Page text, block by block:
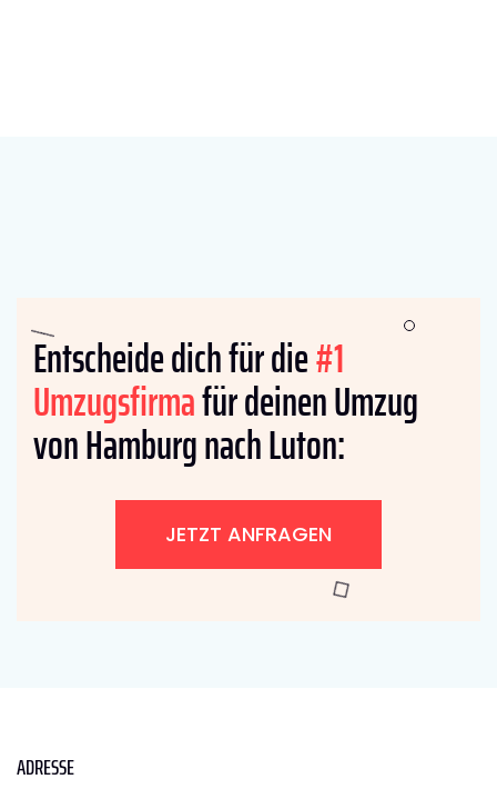
Entscheide dich für die#1
Umzugsfirmafür deinen Umzug
von Hamburg nach Luton:
JETZT ANFRAGEN
ADRESSE